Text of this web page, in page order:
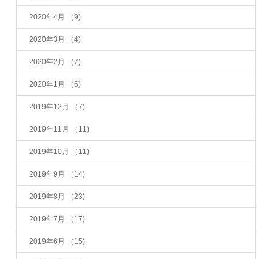
2020年4月 （9)
2020年3月 （4)
2020年2月 （7)
2020年1月 （6)
2019年12月 （7)
2019年11月 （11)
2019年10月 （11)
2019年9月 （14)
2019年8月 （23)
2019年7月 （17)
2019年6月 （15)